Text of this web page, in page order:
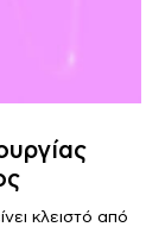
κλειστό από